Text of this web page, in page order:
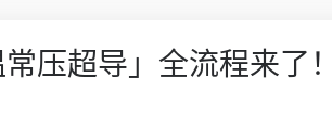
压超导」全流程来了